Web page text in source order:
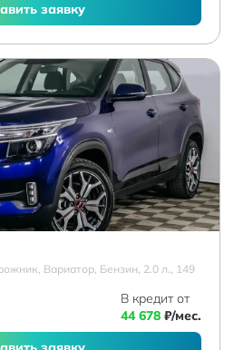
заявку
Вариатор, Бензин, 2.0 л., 149
В кредит от
44 678 ₽/мес.